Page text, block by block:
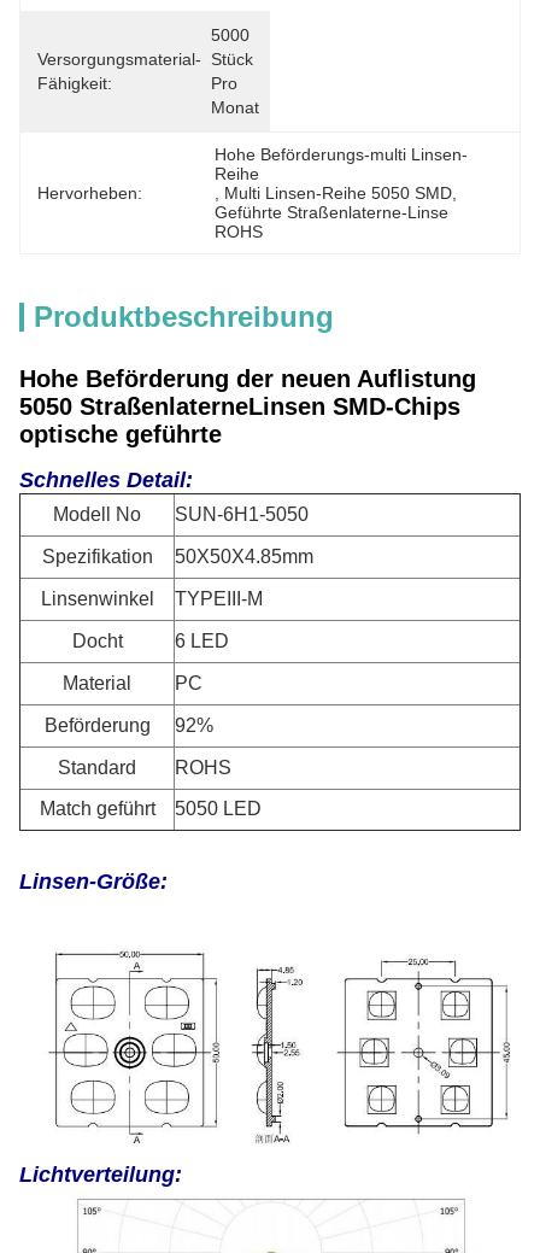
Versorgungsmaterial-
Fähigkeit:
5000
Stück
Pro
Monat
Hervorheben:
Hohe Beförderungs-multi Linsen-
Reihe
Multi Linsen-Reihe 5050 SMD
Geführte Straßenlaterne-Linse
ROHS
Produktbeschreibung
Hohe Beförderung der neuen Auflistung
5050 StraßenlaterneLinsen SMD-Chips
optische geführte
Schnelles Detail:
Modell No SUN-6H1-5050
Spezifikation 50X50X4.85mm
Linsenwinkel TYPEIII-M
Docht 6 LED
Material PC
Beförderung 92%
Standard
ROHS
Match geführt
5050 LED
Linsen-Größe:
Lichtverteilung: